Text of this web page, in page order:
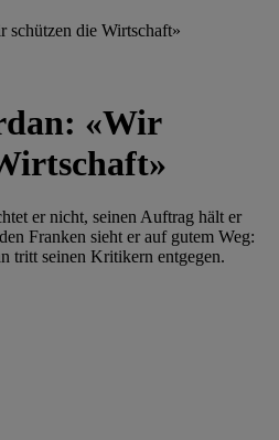
schützen die Wirtschaft»
«Wir
er nicht, seinen Auftrag hält er
Franken sieht er auf gutem Weg:
tritt seinen Kritikern entgegen.